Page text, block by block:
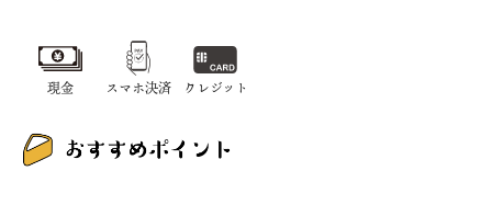
現金 スマホ決済 クレジット